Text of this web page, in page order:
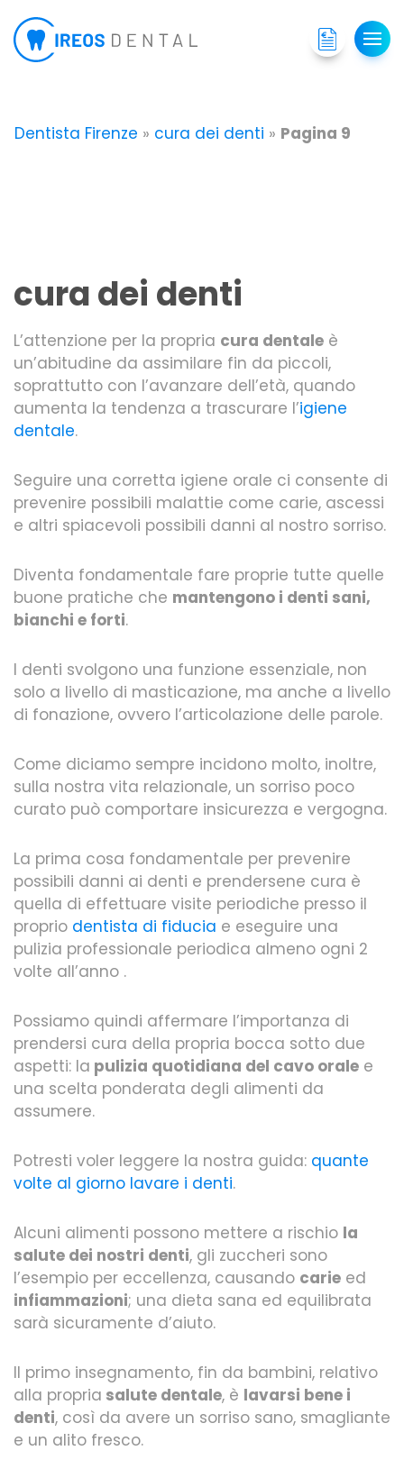
Dentista Firenze » cura dei denti » Pagina 9
cura dei denti
L’attenzione per la propria cura dentale è
un’abitudine da assimilare fin da piccoli,
soprattutto con l’avanzare dell’età, quando
aumenta la tendenza a trascurare l’igiene
dentale.
Seguire una corretta igiene orale ci consente di
prevenire possibili malattie come carie, ascessi
e altri spiacevoli possibili danni al nostro sorriso.
Diventa fondamentale fare proprie tutte quelle
buone pratiche che mantengono i denti sani,
bianchi e forti.
I denti svolgono una funzione essenziale, non
solo a livello di masticazione, ma anche a livello
di fonazione, ovvero l’articolazione delle parole.
Come diciamo sempre incidono molto, inoltre,
sulla nostra vita relazionale, un sorriso poco
curato può comportare insicurezza e vergogna.
La prima cosa fondamentale per prevenire
possibili danni ai denti e prendersene cura è
quella di effettuare visite periodiche presso il
proprio dentista di fiducia e eseguire una
pulizia professionale periodica almeno ogni 2
volte all’anno .
Possiamo quindi affermare l’importanza di
prendersi cura della propria bocca sotto due
aspetti: la pulizia quotidiana del cavo orale e
una scelta ponderata degli alimenti da
assumere.
Potresti voler leggere la nostra guida: quante
volte al giorno lavare i denti.
Alcuni alimenti possono mettere a rischio la
salute dei nostri denti, gli zuccheri sono
l’esempio per eccellenza, causando carie ed
infiammazioni; una dieta sana ed equilibrata
sarà sicuramente d’aiuto.
Il primo insegnamento, fin da bambini, relativo
alla propria salute dentale, è lavarsi bene i
denti, così da avere un sorriso sano, smagliante
e un alito fresco.